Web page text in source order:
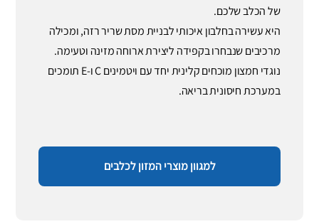
של הכלב שלכם.
היא עשירה בחלבון איכותי לבניית מסת שריר רזה, ומכילה
מרכיבים שנבחרו בקפידה ליצירת ארוחה מזינה וטעימה.
נוגדי חמצון מוכחים קלינית יחד עם ויטמינים C ו-E תומכים
במערכת חיסונית בריאה.
למגוון מוצרי המזון לכלבים